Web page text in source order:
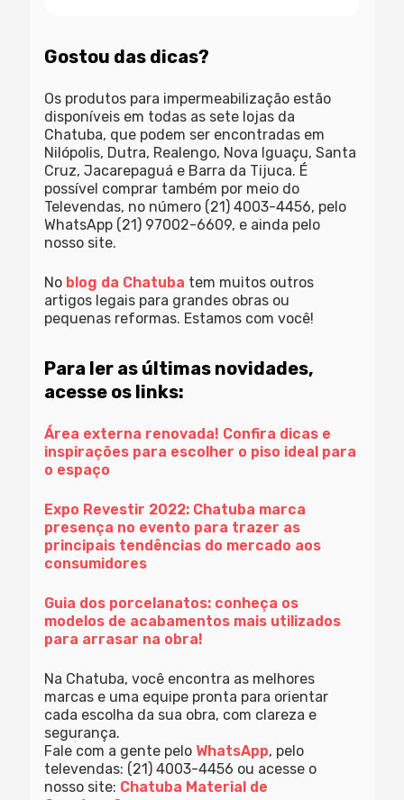
Gostou das dicas?
Os produtos para impermeabilização estão
disponíveis em todas as sete lojas da
Chatuba, que podem ser encontradas em
Nilópolis, Dutra, Realengo, Nova Iguaçu, Santa
Cruz, Jacarepaguá e Barra da Tijuca. É
possível comprar também por meio do
Televendas, no número (21) 4003-4456, pelo
WhatsApp (21) 97002-6609, e ainda pelo
nosso site.
No blog da Chatuba tem muitos outros
artigos legais para grandes obras ou
pequenas reformas. Estamos com você!
Para ler as últimas novidades,
acesse os links:
Área externa renovada! Confira dicas e
inspirações para escolher o piso ideal para
o espaço
Expo Revestir 2022: Chatuba marca
presença no evento para trazer as
principais tendências do mercado aos
consumidores
Guia dos porcelanatos: conheça os
modelos de acabamentos mais utilizados
para arrasar na obra!
Na Chatuba, você encontra as melhores
marcas e uma equipe pronta para orientar
cada escolha da sua obra, com clareza e
segurança.
Fale com a gente pelo WhatsApp, pelo
televendas: (21) 4003-4456 ou acesse o
nosso site: Chatuba Material de